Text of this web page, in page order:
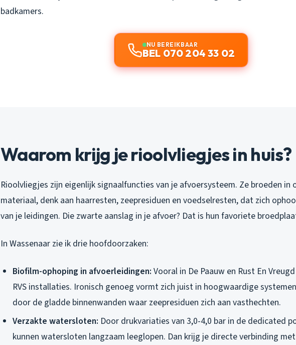
badkamers.
NU BEREIKBAAR
BEL 070 204 33 02
Waarom krijg je rioolvliegjes in huis?
Rioolvliegjes zijn eigenlijk signaalfuncties van je afvoersysteem. Ze broeden in
materiaal, denk aan haarresten, zeepresiduen en voedselresten, dat zich
van je leidingen. Die zwarte aanslag in je afvoer? Dat is hun favoriete
In Wassenaar zie ik drie hoofdoorzaken:
Biofilm-ophoping in afvoerleidingen: Vooral in De Paauw en Rust En
RVS installaties. Ironisch genoeg vormt zich juist in hoogwaardige
door de gladde binnenwanden waar zeepresiduen zich aan vasthechten.
Verzakte watersloten: Door drukvariaties van 3,0-4,0 bar in de dedicated
kunnen watersloten langzaam leeglopen. Dan krijg je directe verbinding